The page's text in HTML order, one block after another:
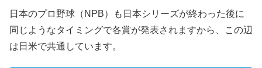
日本のプロ野球（NPB）も日本シリーズが終わった後に
同じようなタイミングで各賞が発表されますから、この辺
は日米で共通しています。